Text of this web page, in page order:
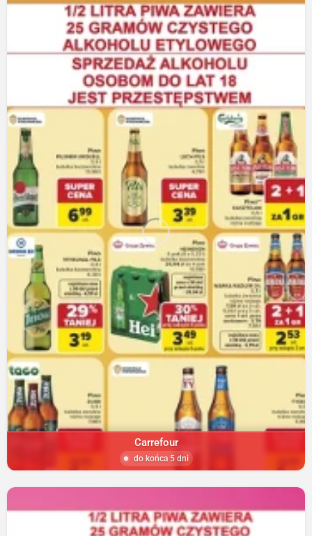
Carrefour
do końca 5 dni